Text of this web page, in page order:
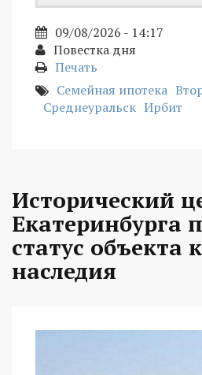
09/08/2026 - 14:17
Повестка дня
Печать
Семейная ипотека
Среднеуральск Ирбит
Исторический
Екатеринбурга
статус объекта
наследия